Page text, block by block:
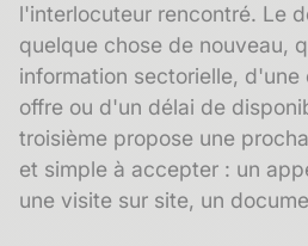
l'interlocuteur rencontré. Le
quelque chose de nouveau,
information sectorielle,
offre ou d'un délai de
troisième propose une
et simple à accepter : un
une visite sur site, un